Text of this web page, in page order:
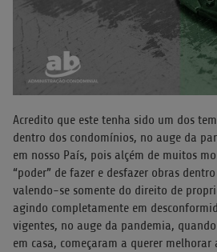
Acredito que este tenha sido um dos
dentro dos condomínios, no auge da
em nosso País, pois alçém de muitos
“poder” de fazer e desfazer obras
valendo-se somente do direito de
agindo completamente em
vigentes, no auge da pandemia,
em casa, começaram a querer melhorar